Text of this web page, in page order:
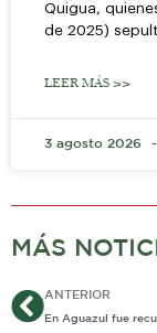
Quigua,
de 2025)
LEER MÁS >>
3 agosto 2026
MÁS
AntANTERIOR